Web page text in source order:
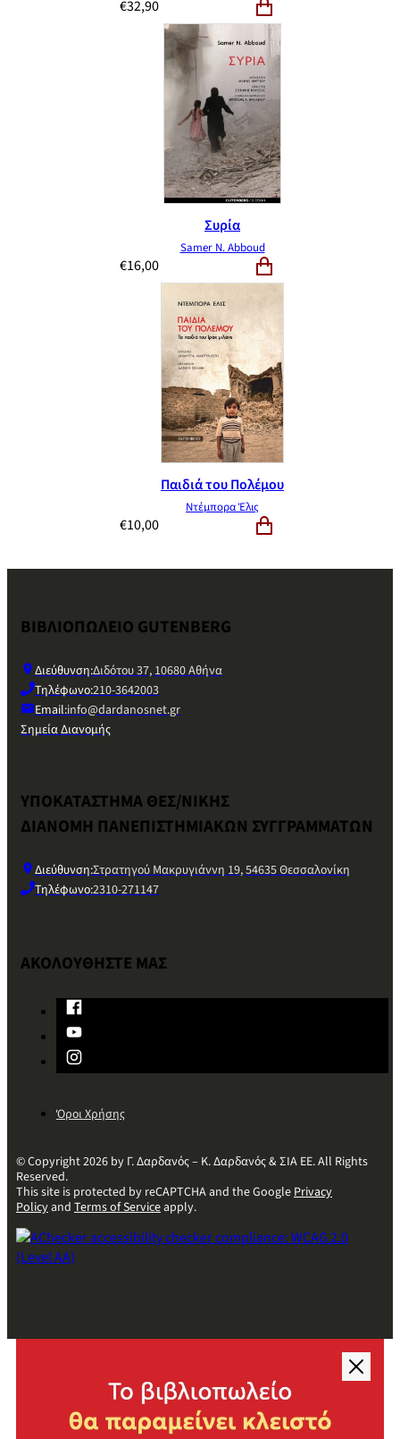
€32,90
Συρία
Samer N. Abboud
€16,00
Παιδιά του Πολέμου
Ντέμπορα Έλις
€10,00
ΒΙΒΛΙΟΠΩΛΕΙΟ GUTENBERG
Διεύθυνση:Διδότου 37, 10680 Αθήνα
Τηλέφωνο:210-3642003
Email:info@dardanosnet.gr
Σημεία Διανομής
ΥΠΟΚΑΤΑΣΤΗΜΑ ΘΕΣ/ΝΙΚΗΣ
ΔΙΑΝΟΜΗ ΠΑΝΕΠΙΣΤΗΜΙΑΚΩΝ ΣΥΓΓΡΑΜΜΑΤΩΝ
Διεύθυνση:Στρατηγού Μακρυγιάννη 19, 54635 Θεσσαλονίκη
Τηλέφωνο:2310-271147
ΑΚΟΛΟΥΘΗΣΤΕ ΜΑΣ
Όροι Χρήσης
© Copyright 2026 by Γ. Δαρδανός – Κ. Δαρδανός & ΣΙΑ ΕΕ. All Rights
Reserved.
This site is protected by reCAPTCHA and the GooglePrivacy
Policyand Terms of Serviceapply.